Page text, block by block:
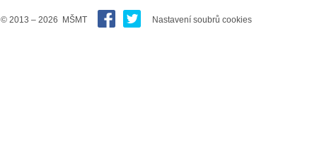
© 2013 – 2026 MŠMT Nastavení soubrů cookies